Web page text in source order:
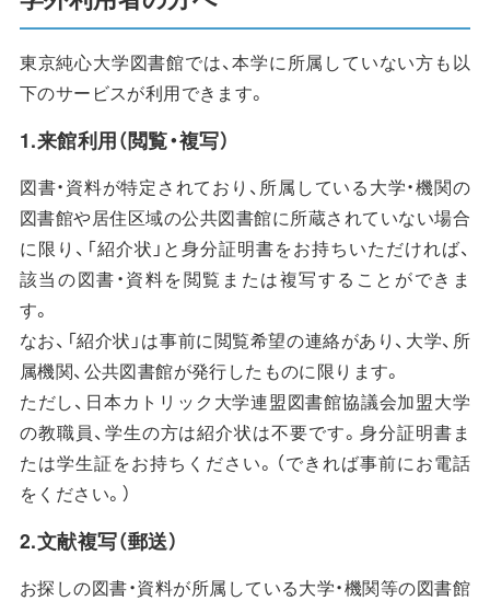
東京純心大学図書館では、本学に所属していない方も以
下のサービスが利用できます。
1.来館利用（閲覧・複写）
図書・資料が特定されており、所属している大学・機関の
図書館や居住区域の公共図書館に所蔵されていない場合
に限り、「紹介状」と身分証明書をお持ちいただければ、
該当の図書・資料を閲覧または複写することができま
す。
なお、「紹介状」は事前に閲覧希望の連絡があり、大学、所
属機関、公共図書館が発行したものに限ります。
ただし、日本カトリック大学連盟図書館協議会加盟大学
の教職員、学生の方は紹介状は不要です。身分証明書ま
たは学生証をお持ちください。（できれば事前にお電話
をください。）
2.文献複写（郵送）
お探しの図書・資料が所属している大学・機関等の図書館